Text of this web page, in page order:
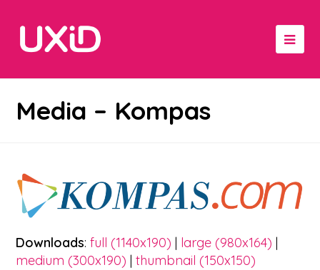
Media – Kompas
Downloads:full (1140x190) | large (980x164) |
medium (300x190) |thumbnail (150x150)